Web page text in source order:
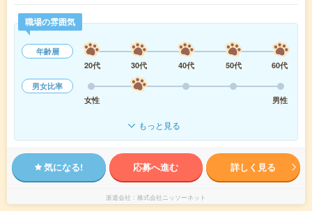
職場の雰囲気
年齢層
20代
30代 40代 50代
60代
男女比率
女性
男性
もっと見る
気になる! 応募へ進む 詳しく見る
派遣会社 株式会社ニッソーネット